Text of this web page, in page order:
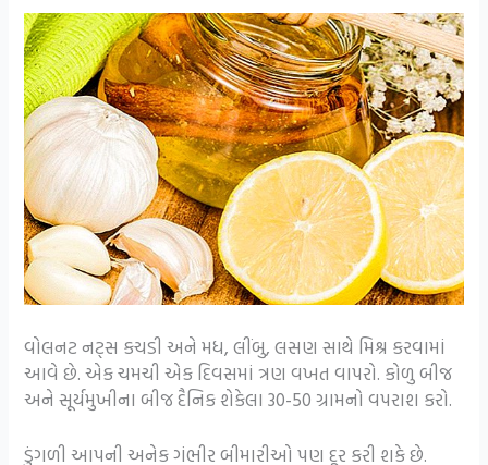
વોલનટ નટ્સ કચડી અને મધ, લીંબુ, લસણ સાથે મિશ્ર કરવામાં
આવે છે. એક ચમચી એક દિવસમાં ત્રણ વખત વાપરો. કોળુ બીજ
અને સૂર્યમુખીના બીજ દૈનિક શેકેલા 30-50 ગ્રામનો વપરાશ કરો.
ડુંગળી આપની અનેક ગંભીર બીમારીઓ પણ દૂર કરી શકે છે.